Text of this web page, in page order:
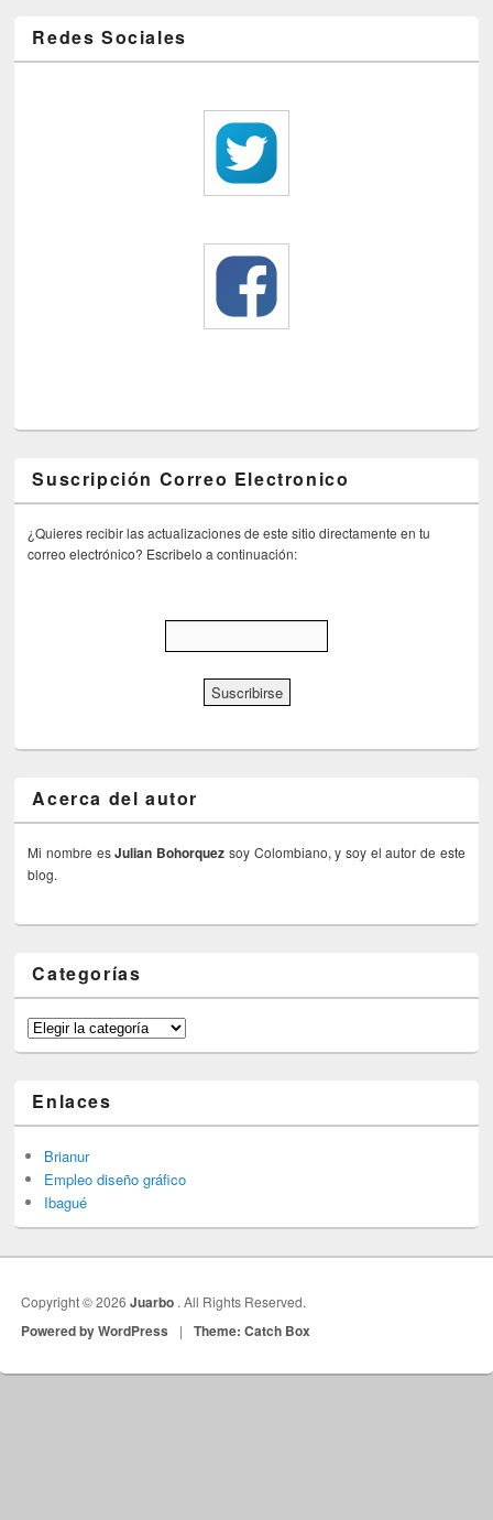
Redes Sociales
Suscripción Correo Electronico
¿Quieres recibir las actualizaciones de este sitio directamente en tu
correo electrónico? Escribelo a continuación:
Acerca del autor
Mi nombre esJulian Bohorquez soy Colombiano, y soy el autor de este
blog.
Categorías
Categorías
Enlaces
Brianur
Empleo diseño gráfico
Ibagué
Copyright © 2026Juarbo . All Rights Reserved.
Powered by WordPress | Theme: Catch Box